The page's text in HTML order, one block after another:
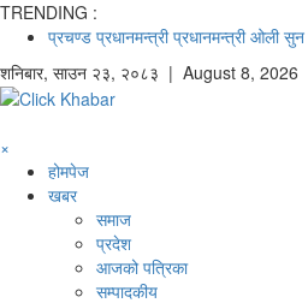
TRENDING :
प्रचण्ड प्रधानमन्त्री प्रधानमन्त्री ओली सुन
शनिबार, साउन २३, २०८३ | August 8, 2026
×
होमपेज
खबर
समाज
प्रदेश
आजको पत्रिका
सम्पादकीय